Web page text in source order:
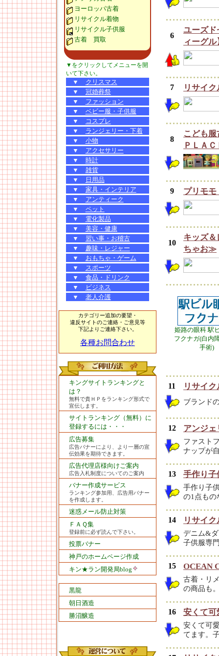
ヨーロッパ古着
リサイクル着物
リサイクル子供服
古着 買取
▼をクリックしてメニューを開
いて下さい。
▼
クリスマス
▼
冠婚葬祭
▼
ファッション
▼
ベビー服・子供服
▼
コスプレ
▼
ランジェリー・下着
▼
小物
▼
アクセサリー
▼
時計
▼
雑貨
▼
日用品
▼
家具・インテリア
▼
アンティーク
▼
ペット
▼
電化製品
▼
美容・健康
▼
習い事・お稽古
▼
趣味・レジャー
▼
おもちゃ・ゲーム
▼
スポーツ
▼
食品・ドリンク
▼
ビジネス
▼
老人介護
カテゴリー追加の要望・
違反サイトのご連絡・ご意見等
下記よりご連絡下さい。
各種お問合わせ
キングサイトランキングと
は？
無料で貴ＨＰをランキング形式で
宣伝します。
サイトランキング（無料）に
登録するには・・・
広告募集
広告バナーにより、より一層の宣
伝効果を期待できます。
広告代理店様向けご案内
広告入札制度についてのご案内
バナー作成サービス
ランキング参加用、広告用バナー
を作成します。
迷惑メール防止対策
ＦＡＱ集
登録前に必ず読んで下さい。
投票バナー
神戸のホームページ作成
キン★ラン開発局blog
黒龍
朝日酒造
勝沼醸造
6
ユーズ
ィーグル
7 リサイ
8
こども
ＰＬＡ
9 プリモ
10
キッズ
ちゃお≫
姫路の眼科 駅
フクナガ(白内
手術)
11 リサイ
ブランド
12 アンジェ
ファスト
ナップが
13 手作り子
手作り子
の1点もの
14 リサイ
デニム&
子供服専
15 OCEAN
古着・リ
の商品も
16 安くて
安くて可
てます。